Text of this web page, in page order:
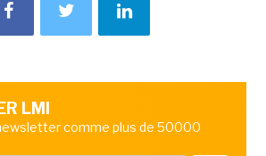
LMI
comme plus de 50000